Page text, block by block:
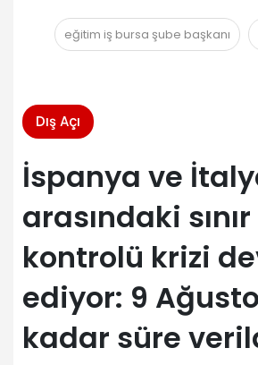
eğitim iş bursa şube başkanı
Dış Açı
İspanya ve
arasındaki sınır
kontrolü krizi
ediyor: 9
kadar süre